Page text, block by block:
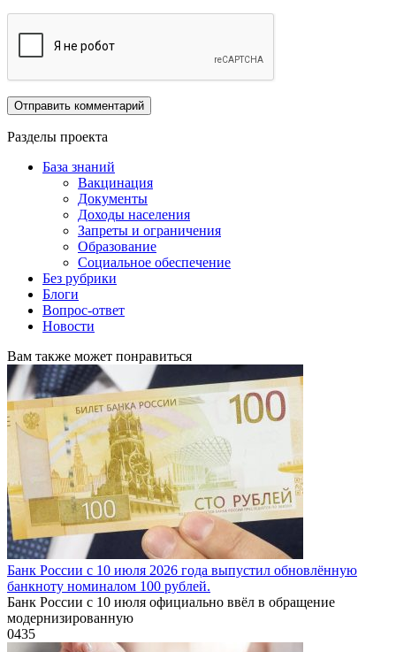
Разделы проекта
База знаний
Вакцинация
Документы
Доходы населения
Запреты и ограничения
Образование
Социальное обеспечение
Без рубрики
Блоги
Вопрос-ответ
Новости
Вам также может понравиться
Банк России с 10 июля 2026 года выпустил обновлённую
банкноту номиналом 100 рублей.
Банк России с 10 июля официально ввёл в обращение
модернизированную
0435